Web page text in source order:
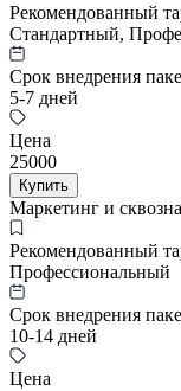
Рекомендованный
Стандартный,
Срок внедрения
5-7 дней
Цена
25000
Купить
Маркетинг и
Рекомендованный
Профессиональный
Срок внедрения
10-14 дней
Цена